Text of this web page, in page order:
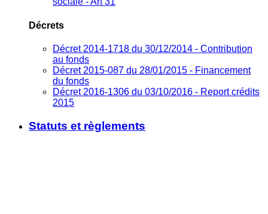
Décrets
Décret 2014-1718 du 30/12/2014 - Contribution
au fonds
Décret 2015-087 du 28/01/2015 - Financement
du fonds
Décret 2016-1306 du 03/10/2016 - Report crédits
2015
Statuts et règlements